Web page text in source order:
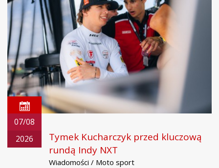
07/08
2026
Tymek Kucharczyk przed kluczową
rundą Indy NXT
Wiadomości / Moto sport